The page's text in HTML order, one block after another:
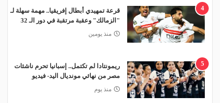
4
قرعة تمهيدي أبطال إفريقيا.. مهمة سهلة لـ
"الزمالك" وعقبة مرتقبة في دور الـ 32
منذ يومين
5
ريمونتادا لم تكتمل.. إسبانيا تحرم ناشئات
مصر من نهائي مونديال اليد- فيديو
منذ يوم